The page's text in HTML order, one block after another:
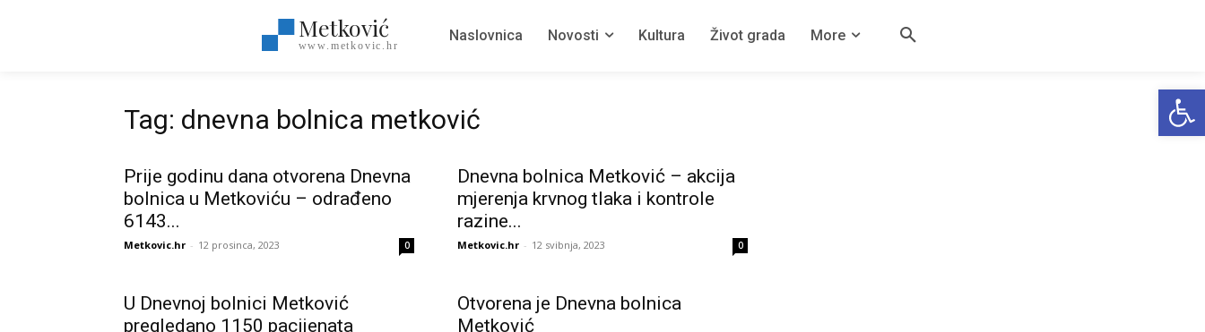
Metković
www.metkovic.hr
Naslovnica Novosti Kultura Život grada More
Tag: dnevna bolnica metković
Prije godinu dana otvorena Dnevna
bolnica u Metkoviću – odrađeno
6143...
Metkovic.hr - 12 prosinca, 2023 0
Dnevna bolnica Metković – akcija
mjerenja krvnog tlaka i kontrole
razine...
Metkovic.hr - 12 svibnja, 2023 0
U Dnevnoj bolnici Metković
pregledano 1150 pacijenata
Otvorena je Dnevna bolnica
Metković